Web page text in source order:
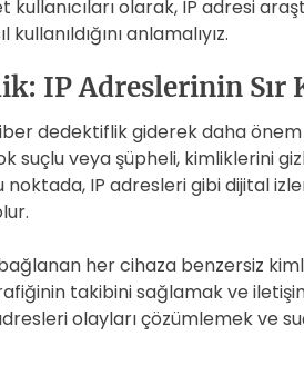
olarak, IP adresi
anlamalıyız.
IP Adreslerinin Sır
dedektiflik giderek daha
suçlu veya şüpheli, kimliklerini
IP adresleri gibi dijital
her cihaza benzersiz
takibini sağlamak ve
olayları çözümlemek ve